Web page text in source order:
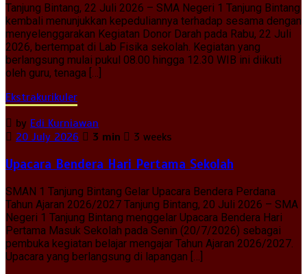
Tanjung Bintang, 22 Juli 2026 – SMA Negeri 1 Tanjung Bintang
kembali menunjukkan kepeduliannya terhadap sesama dengan
menyelenggarakan Kegiatan Donor Darah pada Rabu, 22 Juli
2026, bertempat di Lab Fisika sekolah. Kegiatan yang
berlangsung mulai pukul 08.00 hingga 12.30 WIB ini diikuti
oleh guru, tenaga […]
Ekstrakurikuler
by Edi Kurniawan
20 July 2026
3 min 3 weeks
Upacara Bendera Hari Pertama Sekolah
SMAN 1 Tanjung Bintang Gelar Upacara Bendera Perdana
Tahun Ajaran 2026/2027 Tanjung Bintang, 20 Juli 2026 – SMA
Negeri 1 Tanjung Bintang menggelar Upacara Bendera Hari
Pertama Masuk Sekolah pada Senin (20/7/2026) sebagai
pembuka kegiatan belajar mengajar Tahun Ajaran 2026/2027.
Upacara yang berlangsung di lapangan […]